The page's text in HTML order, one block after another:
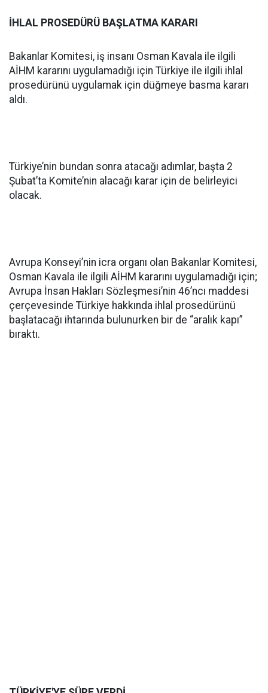
İHLAL PROSEDÜRÜ BAŞLATMA KARARI
Bakanlar Komitesi, iş insanı Osman Kavala ile ilgili
AİHM kararını uygulamadığı için Türkiye ile ilgili ihlal
prosedürünü uygulamak için düğmeye basma kararı
aldı.
Türkiye’nin bundan sonra atacağı adımlar, başta 2
Şubat’ta Komite’nin alacağı karar için de belirleyici
olacak.
Avrupa Konseyi’nin icra organı olan Bakanlar Komitesi,
Osman Kavala ile ilgili AİHM kararını uygulamadığı için;
Avrupa İnsan Hakları Sözleşmesi’nin 46’ncı maddesi
çerçevesinde Türkiye hakkında ihlal prosedürünü
başlatacağı ihtarında bulunurken bir de “aralık kapı”
bıraktı.